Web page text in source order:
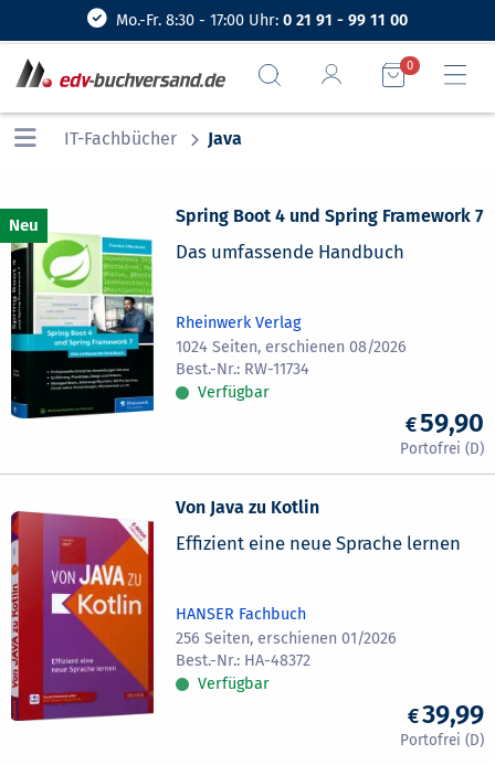
Mo.-Fr. 8:30 - 17:00 Uhr: 0 21 91 - 99 11 00
0
IT-Fachbücher Java
Spring Boot 4 und Spring Framework 7
Das umfassende Handbuch
Rheinwerk Verlag
1024 Seiten, erschienen 08/2026
RW-11734
Verfügbar
59,90
Von Java zu Kotlin
Effizient eine neue Sprache lernen
HANSER Fachbuch
256 Seiten, erschienen 01/2026
HA-48372
Verfügbar
39,99